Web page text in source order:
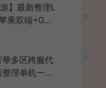
】最新整理L
果双端+GM
多区跨服代
理单机一键